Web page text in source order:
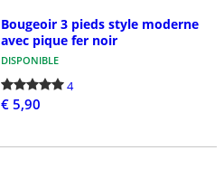
Bougeoir 3 pieds style moderne
avec pique fer noir
DISPONIBLE
4
€ 5,90